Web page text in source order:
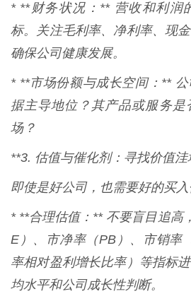
* **财务状况：** 营收和利润
标。关注毛利率、净利率、现
确保公司健康发展。
* **市场份额与成长空间：**
据主导地位？其产品或服务是
场？
**3. 估值与催化剂：寻找价值
即使是好公司，也需要好的买入
* **合理估值：** 不要盲目追高
E）、市净率（PB）、市销率
率相对盈利增长比率）等指标
均水平和公司成长性判断。